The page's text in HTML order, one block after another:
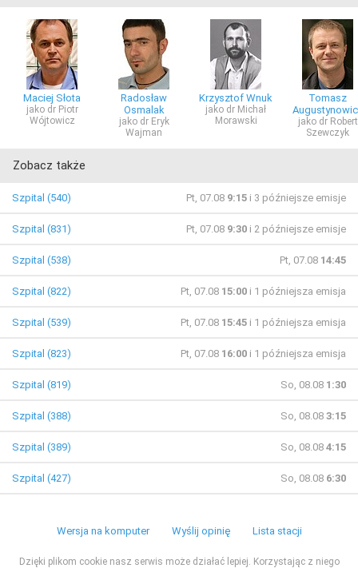
Maciej Słota
jako dr Piotr
Wójtowicz
Radosław
Osmalak
jako dr Eryk
Wajman
Krzysztof Wnuk
jako dr Michał
Morawski
Tomasz
jako dr Robert
Szewczyk
Zobacz także
Szpital (540) Pt, 07.08 9:15 i 3 późniejsze emisje
Szpital (831) Pt, 07.08 9:30 i 2 późniejsze emisje
Szpital (538) Pt, 07.08 14:45
Szpital (822) Pt, 07.08 15:00 i 1 późniejsza emisja
Szpital (539) Pt, 07.08 15:45 i 1 późniejsza emisja
Szpital (823) Pt, 07.08 16:00 i 1 późniejsza emisja
Szpital (819) So, 08.08 1:30
Szpital (388) So, 08.08 3:15
Szpital (389) So, 08.08 4:15
Szpital (427) So, 08.08 6:30
Wersja na komputer Wyślij opinię Lista stacji
Dzięki plikom cookie nasz serwis może działać lepiej. Korzystając z niego